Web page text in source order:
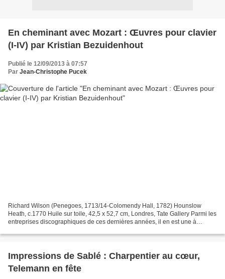
En cheminant avec Mozart : Œuvres pour clavier
(I-IV) par Kristian Bezuidenhout
Publié le 12/09/2013 à 07:57
Par Jean-Christophe Pucek
Richard Wilson (Penegoes, 1713/14-Colomendy Hall, 1782) Hounslow
Heath, c.1770 Huile sur toile, 42,5 x 52,7 cm, Londres, Tate Gallery Parmi les
entreprises discographiques de ces dernières années, il en est une à
Impressions de Sablé : Charpentier au cœur,
Telemann en fête